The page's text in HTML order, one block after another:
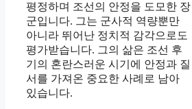
평정하며 조선의 안정을 도모한 장
군입니다. 그는 군사적 역량뿐만
아니라 뛰어난 정치적 감각으로도
평가받습니다. 그의 삶은 조선 후
기의 혼란스러운 시기에 안정과 질
서를 가져온 중요한 사례로 남아
있습니다.